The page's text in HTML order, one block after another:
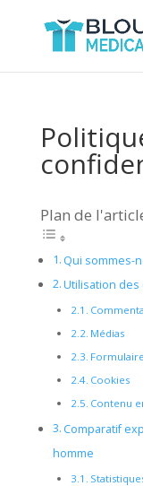
Plan de
Qui sommes-
Utilisation
Médias
Cookies
Contenu
Comparatif
homme